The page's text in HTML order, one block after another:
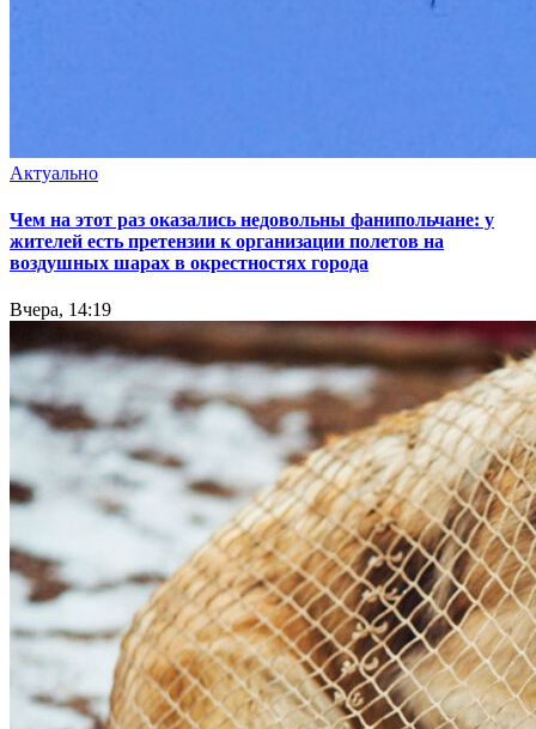
Актуально
Чем на этот раз оказались недовольны фанипольчане: у
жителей есть претензии к организации полетов на
воздушных шарах в окрестностях города
Вчера, 14:19